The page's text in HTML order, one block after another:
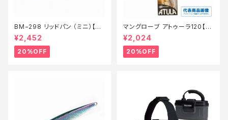
BM−298 リッドパン （ミニ）【特
価装備】【20】
¥2,452
20%OFF
マングローブ アトゥーラ120【特
価ルアー】【20】
¥2,024
20%OFF